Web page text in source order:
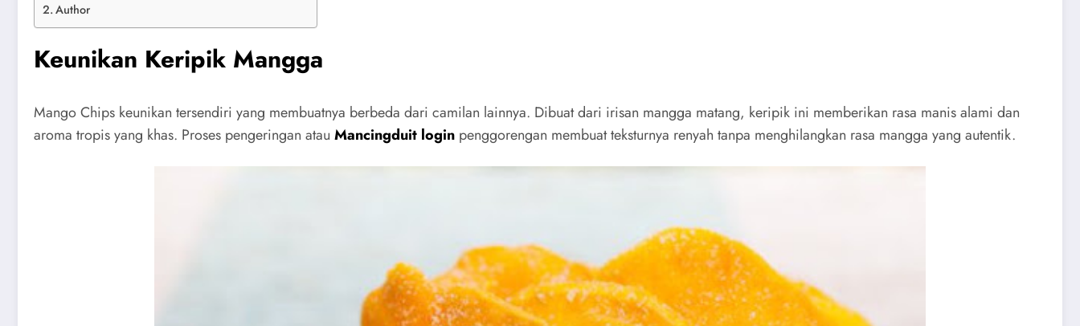
Author
Keunikan Keripik Mangga
Mango Chips keunikan tersendiri yang membuatnya berbeda dari camilan lainnya. Dibuat dari irisan mangga matang, keripik ini memberikan rasa manis alami dan
aroma tropis yang khas. Proses pengeringan atau Mancingduit login penggorengan membuat teksturnya renyah tanpa menghilangkan rasa mangga yang autentik.